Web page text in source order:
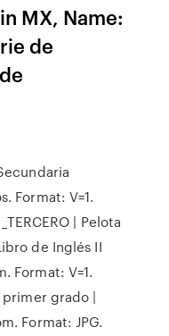
MX, Name:
de
Format: V=1.
| Pelota
de Inglés II
Format: V=1.
grado |
Format: JPG.